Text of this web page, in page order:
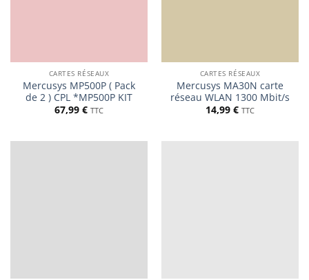
CARTES RÉSEAUX
Mercusys MP500P ( Pack
de 2 ) CPL *MP500P KIT
67,99 € TTC
CARTES RÉSEAUX
Mercusys MA30N carte
réseau WLAN 1300 Mbit/s
14,99 € TTC